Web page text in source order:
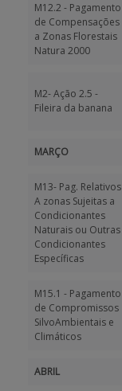
M12.2 - Pagamento
de Compensações
a Zonas Florestais
Natura 2000
M2- Ação 2.5 -
Fileira da banana
MARÇO
M13- Pag. Relativos
A zonas Sujeitas a
Condicionantes
Naturais ou Outras
Condicionantes
Específicas
M15.1 - Pagamento
de Compromissos
SilvoAmbientais e
Climáticos
ABRIL